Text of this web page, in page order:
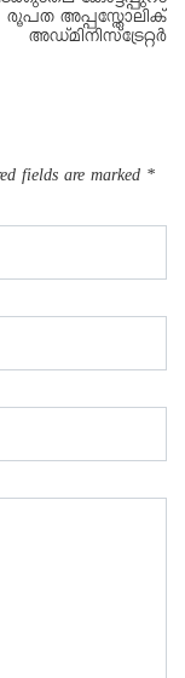
രൂപത അപ്പസ്തോലിക്
അഡ്മിനിസ്ട്രേറ്റർ
fields are marked *